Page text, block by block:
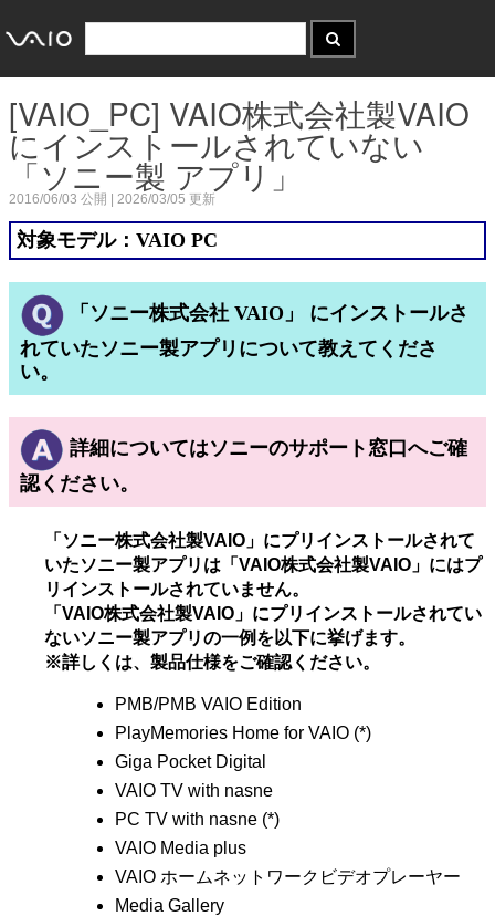
[VAIO_PC] VAIO株式会社製VAIO
にインストールされていない
「ソニー製 アプリ」
2016/06/03 公開 | 2026/03/05 更新
対象モデル：VAIO PC
「ソニー株式会社 VAIO」 にインストールさ
れていたソニー製アプリについて教えてくださ
い。
詳細についてはソニーのサポート窓口へご確
認ください。
「ソニー株式会社製VAIO」にプリインストールされて
いたソニー製アプリは「VAIO株式会社製VAIO」にはプ
リインストールされていません。
「VAIO株式会社製VAIO」にプリインストールされてい
ないソニー製アプリの一例を以下に挙げます。
※詳しくは、製品仕様をご確認ください。
PMB/PMB VAIO Edition
PlayMemories Home for VAIO (*)
Giga Pocket Digital
VAIO TV with nasne
PC TV with nasne (*)
VAIO Media plus
VAIO ホームネットワークビデオプレーヤー
Media Gallery